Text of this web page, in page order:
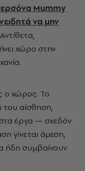
Mummy
να μην
χώρο στην
ο χώρος. Το
του αίσθηση,
έργα — σχεδόν
γίνεται άμεση,
ήδη συμβαίνουν